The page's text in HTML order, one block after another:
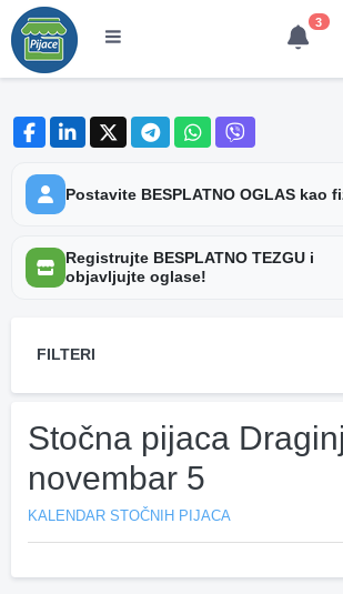
3
Postavite BESPLATNO OGLAS kao
Registrujte BESPLATNO TEZGU i
objavljujte oglase!
FILTERI
Stočna pijaca
novembar 5
KALENDAR STOČNIH PIJACA